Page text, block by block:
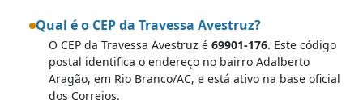
Qual é o CEP da Travessa Avestruz?
O CEP da Travessa Avestruz é 69901-176. Este código
postal identifica o endereço no bairro Adalberto
Aragão, em Rio Branco/AC, e está ativo na base oficial
dos Correios.